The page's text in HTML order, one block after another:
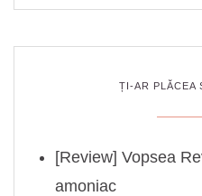
ȚI-AR PLĂCEA
[Review] Vopsea
amoniac